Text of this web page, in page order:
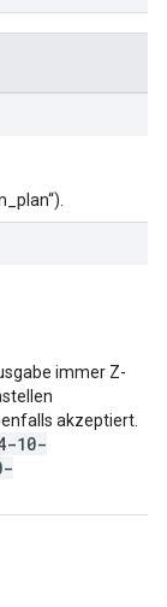
immer Z-
akzeptiert.
10-